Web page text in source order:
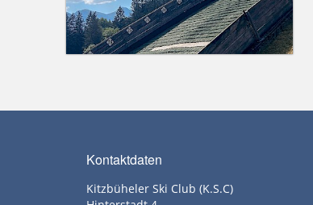
Kontaktdaten
Kitzbüheler Ski Club (K.S.C)